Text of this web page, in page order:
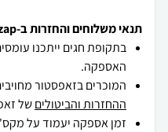
תנאי משלוחים והחזרות ב-zap
בתקופת חגים ייתכנו
האספקה.
המוכרים בזאפסטור
ההחזרות והביטוליםשל
זמן אספקה יעמוד על מקס' 7 ימי עסקים מיום הזמנה,